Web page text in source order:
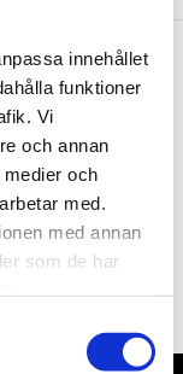
innehållet
funktioner
Vi
och annan
och
med.
med annan
som de har